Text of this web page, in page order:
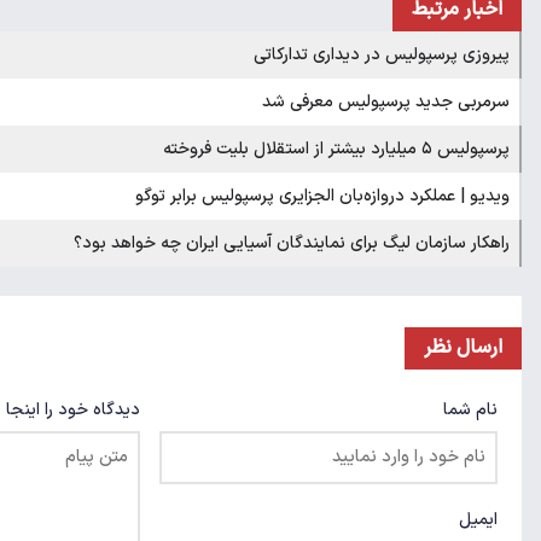
اخبار مرتبط
پیروزی پرسپولیس در دیداری تدارکاتی
سرمربی جدید پرسپولیس معرفی شد
پرسپولیس ۵ میلیارد بیشتر از استقلال بلیت فروخته
ویدیو | عملکرد دروازه‌بان الجزایری پرسپولیس برابر توگو
راهکار سازمان لیگ برای نمایندگان آسیایی ایران چه خواهد بود؟
ارسال نظر
نام شما
ایمیل
دیدگاه خود را